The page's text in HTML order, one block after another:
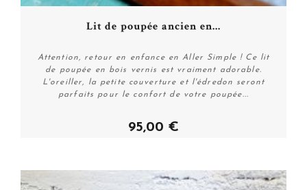
Acheter
Lit de poupée ancien en...
Attention, retour en enfance en Aller Simple ! Ce lit
de poupée en bois vernis est vraiment adorable.
L'oreiller, la petite couverture et l'édredon seront
parfaits pour le confort de votre poupée...
95,00 €